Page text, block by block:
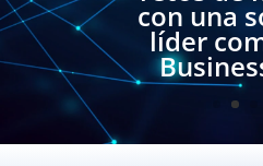
con una
líder